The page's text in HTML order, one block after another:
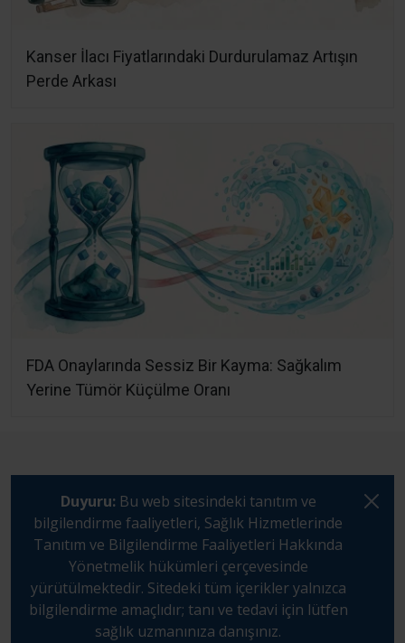
Kanser İlacı Fiyatlarındaki Durdurulamaz Artışın
Perde Arkası
FDA Onaylarında Sessiz Bir Kayma: Sağkalım
Yerine Tümör Küçülme Oranı
Duyuru: Bu web sitesindeki tanıtım ve
bilgilendirme faaliyetleri, Sağlık Hizmetlerinde
Tanıtım ve Bilgilendirme Faaliyetleri Hakkında
Yönetmelik hükümleri çerçevesinde
yürütülmektedir. Sitedeki tüm içerikler yalnızca
bilgilendirme amaçlıdır; tanı ve tedavi için lütfen
sağlık uzmanınıza danışınız.